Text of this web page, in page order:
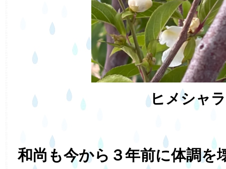
ヒメシャラ
和尚も今から３年前に体調を